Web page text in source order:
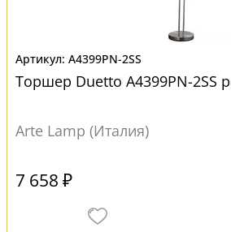
A4399PN-2SS
Торшер Duetto A4399PN-2SS
Arte Lamp (Италия)
7 658 ₽